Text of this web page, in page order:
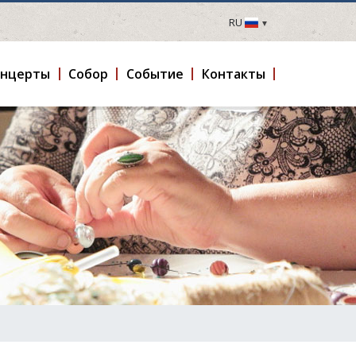
RU
LV
FR
UA
LT
EE
FI
Cобор Событие Контакты